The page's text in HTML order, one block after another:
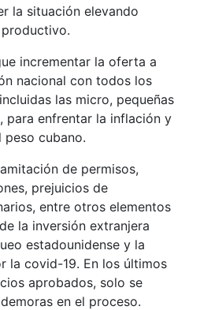
la situación elevando
incrementar la oferta a
nacional con todos los
las micro, pequeñas
para enfrentar la inflación y
peso cubano.
de permisos,
prejuicios de
entre otros elementos
la inversión extranjera
estadounidense y la
la covid-19. En los últimos
aprobados, solo se
en el proceso.